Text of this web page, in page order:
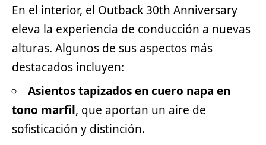
En el interior, el Outback 30th Anniversary
eleva la experiencia de conducción a nuevas
alturas. Algunos de sus aspectos más
destacados incluyen:
Asientos tapizados en cuero napa en
tono marfil, que aportan un aire de
sofisticación y distinción.